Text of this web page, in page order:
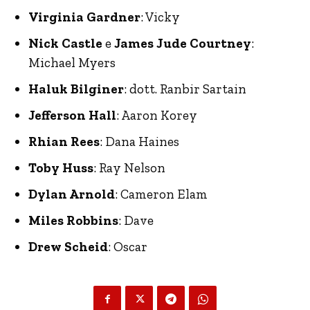
Virginia Gardner: Vicky
Nick Castle eJames Jude Courtney:
Michael Myers
Haluk Bilginer: dott. Ranbir Sartain
Jefferson Hall: Aaron Korey
Rhian Rees: Dana Haines
Toby Huss: Ray Nelson
Dylan Arnold: Cameron Elam
Miles Robbins: Dave
Drew Scheid: Oscar